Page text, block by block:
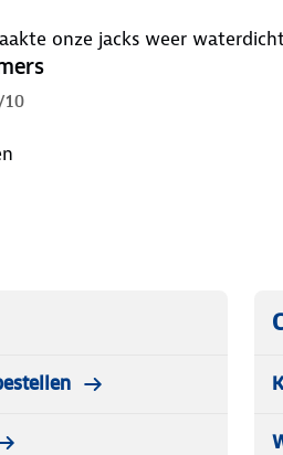
onze jacks weer
/10